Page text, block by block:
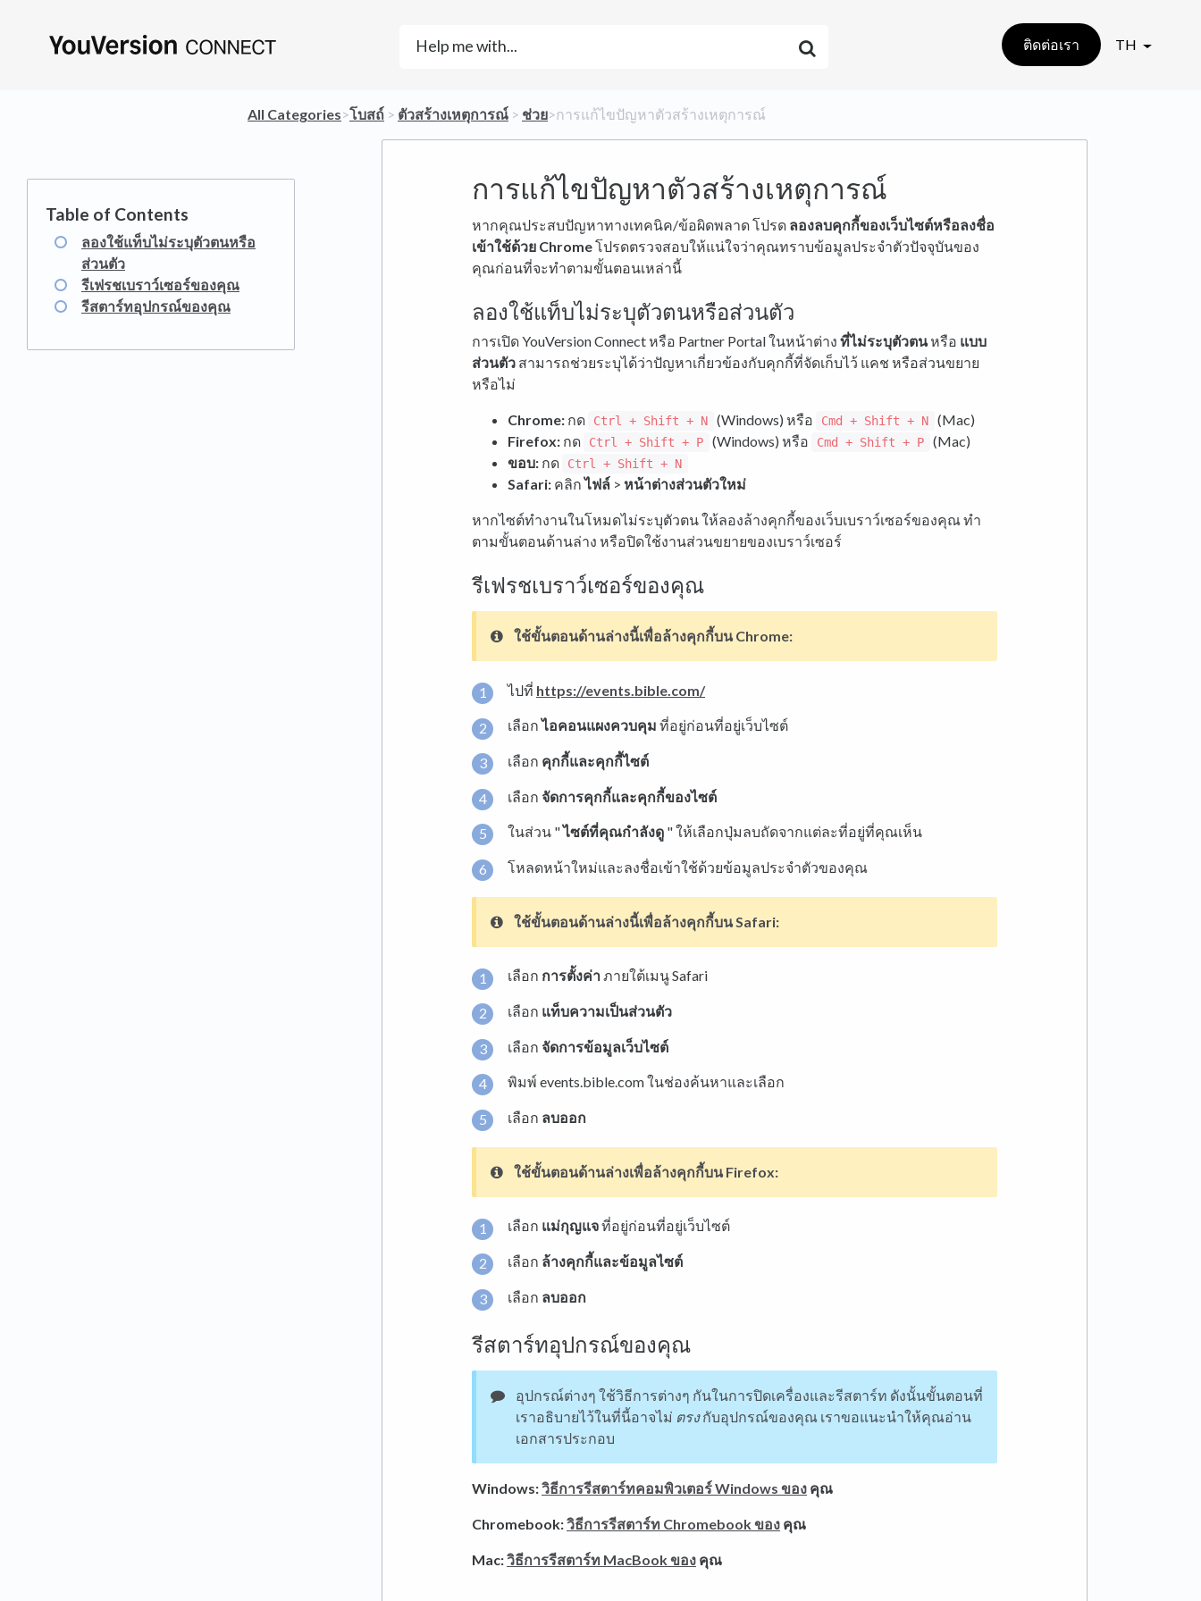
ติดต่อเรา TH
All Categories​>​​โบสถ์ ​ > ​ ​ตัวสร้างเหตุการณ์ ​ > ​ ​ช่วย​>​ การแก้ไขปัญหาตัวสร้างเหตุการณ์
การแก้ไขปัญหาตัวสร้างเหตุการณ์
ลองใช้แท็บไม่ระบุตัวตนหรือ
ส่วนตัว
รีเฟรชเบราว์เซอร์ของคุณ
รีสตาร์ทอุปกรณ์ของคุณ
หากคุณประสบปัญหาทางเทคนิค/ข้อผิดพลาด โปรด ลองลบคุกกี้ของเว็บไซต์หรือลงชื่อ
เข้าใช้ด้วย Chromeโปรดตรวจสอบให้แน่ใจว่าคุณทราบข้อมูลประจำตัวปัจจุบันของ
คุณก่อนที่จะทำตามขั้นตอนเหล่านี้
ลองใช้แท็บไม่ระบุตัวตนหรือส่วนตัว
การเปิด YouVersion Connect หรือ Partner Portal ในหน้าต่าง ที่ไม่ระบุตัวตนหรือ แบบ
ส่วนตัว สามารถช่วยระบุได้ว่าปัญหาเกี่ยวข้องกับคุกกี้ที่จัดเก็บไว้ แคช หรือส่วนขยาย
หรือไม่
Chrome: กด Ctrl + Shift + N (Windows) หรือ Cmd + Shift + N
(Mac)
Firefox: กด Ctrl + Shift + P (Windows) หรือ Cmd + Shift + P
(Mac)
ขอบ: กด Ctrl + Shift + N
Safari: คลิกไฟล์ > หน้าต่างส่วนตัวใหม่
หากไซต์ทำงานในโหมดไม่ระบุตัวตน ให้ลองล้างคุกกี้ของเว็บเบราว์เซอร์ของคุณ ทำ
ตามขั้นตอนด้านล่าง หรือปิดใช้งานส่วนขยายของเบราว์เซอร์
รีเฟรชเบราว์เซอร์ของคุณ
ใช้ขั้นตอนด้านล่างนี้เพื่อล้างคุกกี้บน Chrome:
ไปที่ https://events.bible.com/
เลือกไอคอนแผงควบคุม ที่อยู่ก่อนที่อยู่เว็บไซต์
เลือก คุกกี้และคุกกี้ไซต์
เลือก จัดการคุกกี้และคุกกี้ของไซต์
ในส่วน "ไซต์ที่คุณกำลังดู " ให้เลือกปุ่มลบถัดจากแต่ละที่อยู่ที่คุณเห็น
โหลดหน้าใหม่และลงชื่อเข้าใช้ด้วยข้อมูลประจำตัวของคุณ
ใช้ขั้นตอนด้านล่างนี้เพื่อล้างคุกกี้บน Safari:
เลือก การตั้งค่าภายใต้เมนู Safari
เลือก แท็บความเป็นส่วนตัว
เลือก จัดการข้อมูลเว็บไซต์
พิมพ์ events.bible.com ในช่องค้นหาและเลือก
เลือก ลบออก
ใช้ขั้นตอนด้านล่างเพื่อล้างคุกกี้บน Firefox:
เลือก แม่กุญแจที่อยู่ก่อนที่อยู่เว็บไซต์
เลือก ล้างคุกกี้และข้อมูลไซต์
เลือก ลบออก
รีสตาร์ทอุปกรณ์ของคุณ
อุปกรณ์ต่างๆ ใช้วิธีการต่างๆ กันในการปิดเครื่องและรีสตาร์ท ดังนั้นขั้นตอนที่
เราอธิบายไว้ในที่นี้อาจไม่ ตรงกับอุปกรณ์ของคุณ เราขอแนะนำให้คุณอ่าน
เอกสารประกอบ
Windows:วิธีการรีสตาร์ทคอมพิวเตอร์ Windows ของ คุณ
Chromebook:วิธีการรีสตาร์ท Chromebook ของ คุณ
Mac:วิธีการรีสตาร์ท MacBook ของ คุณ